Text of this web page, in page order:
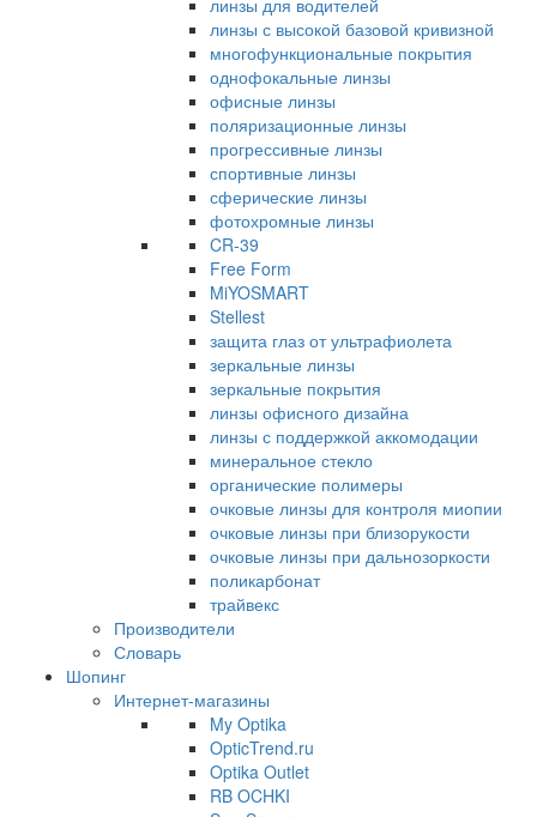
линзы для водителей
линзы с высокой базовой кривизной
многофункциональные покрытия
однофокальные линзы
офисные линзы
поляризационные линзы
прогрессивные линзы
спортивные линзы
сферические линзы
фотохромные линзы
CR-39
Free Form
MiYOSMART
Stellest
защита глаз от ультрафиолета
зеркальные линзы
зеркальные покрытия
линзы офисного дизайна
линзы с поддержкой аккомодации
минеральное стекло
органические полимеры
очковые линзы для контроля миопии
очковые линзы при близорукости
очковые линзы при дальнозоркости
поликарбонат
трайвекс
Производители
Словарь
Шопинг
Интернет-магазины
My Optika
OpticTrend.ru
Optika Outlet
RB OCHKI